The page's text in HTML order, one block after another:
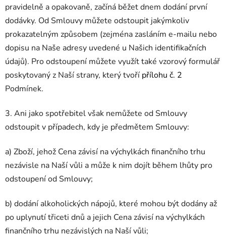
pravidelně a opakovaně, začíná běžet dnem dodání první
dodávky. Od Smlouvy můžete odstoupit jakýmkoliv
prokazatelným způsobem (zejména zasláním e-mailu nebo
dopisu na Naše adresy uvedené u Našich identifikačních
údajů). Pro odstoupení můžete využít také vzorový formulář
poskytovaný z Naší strany, který tvoří přílohu č. 2
Podmínek.
3. Ani jako spotřebitel však nemůžete od Smlouvy
odstoupit v případech, kdy je předmětem Smlouvy:
a) Zboží, jehož Cena závisí na výchylkách finančního trhu
nezávisle na Naší vůli a může k nim dojít během lhůty pro
odstoupení od Smlouvy;
b) dodání alkoholických nápojů, které mohou být dodány až
po uplynutí třiceti dnů a jejich Cena závisí na výchylkách
finančního trhu nezávislých na Naší vůli;